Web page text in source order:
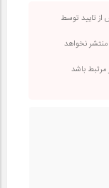
تایید توسط
منتشر نخواهد
مرتبط باشد